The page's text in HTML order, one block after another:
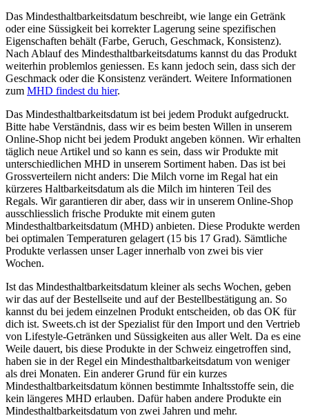
Das Mindesthaltbarkeitsdatum beschreibt, wie lange ein Getränk
oder eine Süssigkeit bei korrekter Lagerung seine spezifischen
Eigenschaften behält (Farbe, Geruch, Geschmack, Konsistenz).
Nach Ablauf des Mindesthaltbarkeitsdatums kannst du das Produkt
weiterhin problemlos geniessen. Es kann jedoch sein, dass sich der
Geschmack oder die Konsistenz verändert. Weitere Informationen
zum MHD findest du hier.
Das Mindesthaltbarkeitsdatum ist bei jedem Produkt aufgedruckt.
Bitte habe Verständnis, dass wir es beim besten Willen in unserem
Online-Shop nicht bei jedem Produkt angeben können. Wir erhalten
täglich neue Artikel und so kann es sein, dass wir Produkte mit
unterschiedlichen MHD in unserem Sortiment haben. Das ist bei
Grossverteilern nicht anders: Die Milch vorne im Regal hat ein
kürzeres Haltbarkeitsdatum als die Milch im hinteren Teil des
Regals. Wir garantieren dir aber, dass wir in unserem Online-Shop
ausschliesslich frische Produkte mit einem guten
Mindesthaltbarkeitsdatum (MHD) anbieten. Diese Produkte werden
bei optimalen Temperaturen gelagert (15 bis 17 Grad). Sämtliche
Produkte verlassen unser Lager innerhalb von zwei bis vier
Wochen.
Ist das Mindesthaltbarkeitsdatum kleiner als sechs Wochen, geben
wir das auf der Bestellseite und auf der Bestellbestätigung an. So
kannst du bei jedem einzelnen Produkt entscheiden, ob das OK für
dich ist. Sweets.ch ist der Spezialist für den Import und den Vertrieb
von Lifestyle-Getränken und Süssigkeiten aus aller Welt. Da es eine
Weile dauert, bis diese Produkte in der Schweiz eingetroffen sind,
haben sie in der Regel ein Mindesthaltbarkeitsdatum von weniger
als drei Monaten. Ein anderer Grund für ein kurzes
Mindesthaltbarkeitsdatum können bestimmte Inhaltsstoffe sein, die
kein längeres MHD erlauben. Dafür haben andere Produkte ein
Mindesthaltbarkeitsdatum von zwei Jahren und mehr.